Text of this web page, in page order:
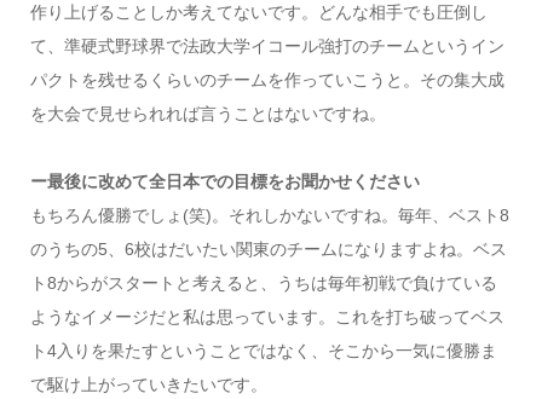
作り上げることしか考えてないです。どんな相手でも圧倒し
て、準硬式野球界で法政大学イコール強打のチームというイン
パクトを残せるくらいのチームを作っていこうと。その集大成
を大会で見せられれば言うことはないですね。
ー最後に改めて全日本での目標をお聞かせください
もちろん優勝でしょ(笑)。それしかないですね。毎年、ベスト8
のうちの5、6校はだいたい関東のチームになりますよね。ベス
ト8からがスタートと考えると、うちは毎年初戦で負けている
ようなイメージだと私は思っています。これを打ち破ってベス
ト4入りを果たすということではなく、そこから一気に優勝ま
で駆け上がっていきたいです。